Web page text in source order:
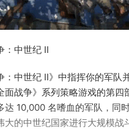
：中世纪 II
：中世纪 II》中指挥你的军队
面战争》系列策略游戏的第四
达 10,000 名嗜血的军队，同
大的中世纪国家进行大规模战